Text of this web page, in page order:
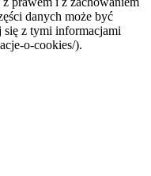
danych może być
się z tymi informacjami
o-cookies/).